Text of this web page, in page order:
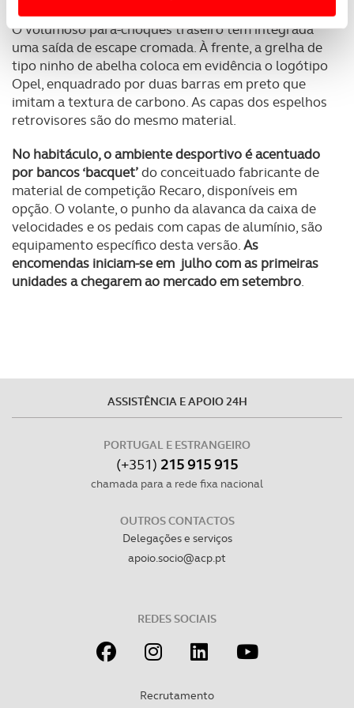
personalizar conteúdos e anúncios, para lhe proporcionar
funcionalidades de redes sociais, bem como para
analisar dados de navegação no nosso website.
Adicionalmente partilhamos informação, relativa à sua
parceiros e organizações na UE e em países terceiros.
O ACP garantirá que as transferências internacionais de
dados pessoais serão realizadas apenas com o seu
consentimento e quando tal se afigure estritamente
necessário no contexto dos serviços a prestar.
Realçamos que o bloqueio de certo tipo de Cookies e
Consulte a política de cookies do site.
O volumoso para-choques traseiro tem integrada
uma saída de escape cromada. À frente, a grelha de
tipo ninho de abelha coloca em evidência o logótipo
Opel, enquadrado por duas barras em preto que
imitam a textura de carbono. As capas dos espelhos
retrovisores são do mesmo material.
No habitáculo, o ambiente desportivo é acentuado
por bancos ‘bacquet’do conceituado fabricante de
material de competição Recaro, disponíveis em
opção. O volante, o punho da alavanca da caixa de
velocidades e os pedais com capas de alumínio, são
equipamento específico desta versão.As
encomendas iniciam-se em julho com as primeiras
unidades a chegarem ao mercado em setembro.
ASSISTÊNCIA E APOIO 24H
PORTUGAL E ESTRANGEIRO
(+351) 215 915 915
chamada para a rede fixa nacional
OUTROS CONTACTOS
Delegações e serviços
apoio.socio@acp.pt
REDES SOCIAIS
Recrutamento